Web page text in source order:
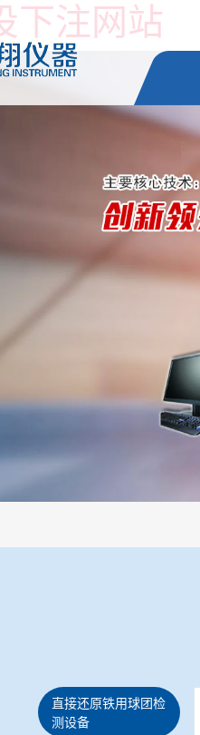
下注网站
直接还原铁用球团检
测设备